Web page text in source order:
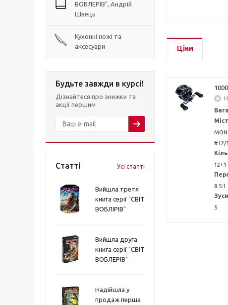
ВОБЛЕРІВ", Андрій
Швець
Кухонні ножі та
аксесуари
Будьте завжди в курсі!
Дізнайтеся про знижки та
акції першим
Статті Усі статті
Вийшла третя
книга серії "СВІТ
ВОБЛІРІВ"
Вийшла друга
книга серії "СВІТ
ВОБЛЕРІВ"
Надійшла у
продаж перша
Ціни
#12/
12+1
8.5:1
5